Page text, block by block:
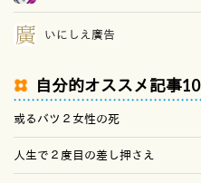
いにしえ廣告
自分的オススメ記事10
或るバツ２女性の死
人生で２度目の差し押さえ